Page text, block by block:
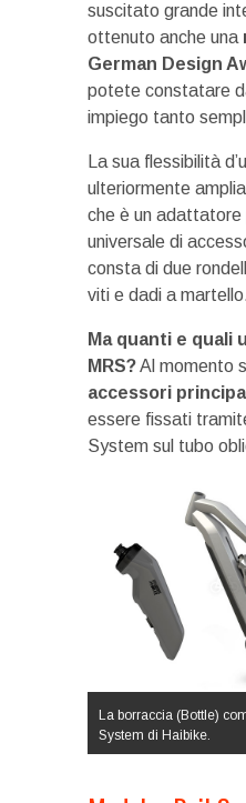
suscitato grande
ottenuto anche una
German Design
potete constatare
impiego tanto
La sua flessibilità
ulteriormente
che è un adattatore
universale di
consta di due
viti e dadi a
Ma quanti e quali
MRS?Al momento
accessori
essere fissati
System sul tubo
La borraccia (Bottle)
System di Haibike.